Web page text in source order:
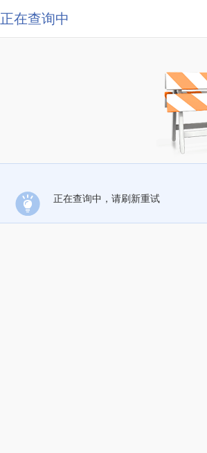
正在查询中
正在查询中，请刷新重试